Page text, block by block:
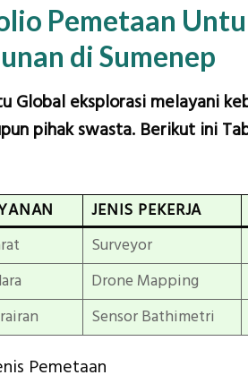
Pemetaan
di Sumenep
Global eksplorasi melayani
pihak swasta. Berikut ini
JENIS PEKERJA
Surveyor
Drone Mapping
Sensor Bathimetri
Pemetaan